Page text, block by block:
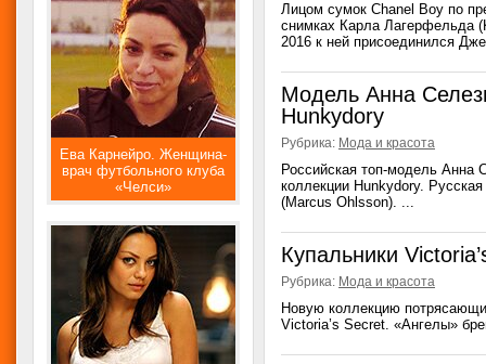
Лицом сумок Chanel Boy по
снимках Карла Лагерфельда
2016 к ней присоединился
Модель Анна
Hunkydory
Рубрика: Мода и красота
Российская топ-модель Анна
коллекции Hunkydory.
(Marcus Ohlsson). ...
Купальники
Рубрика: Мода и красота
Новую коллекцию
Victoria’s Secret. «Ангелы»
Ева Карнейро. Женщина-
врач футбольного клуба
«Челси»